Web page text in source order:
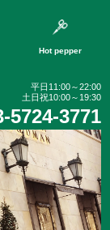
Hot pepper
平日11:00～22:00
土日祝10:00～19:30
5724-3771